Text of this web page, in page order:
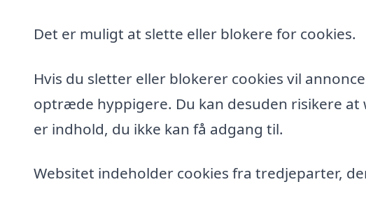
Det er muligt at slette eller blokere for cookies.
Hvis du sletter eller blokerer cookies vil
optræde hyppigere. Du kan desuden risikere
er indhold, du ikke kan få adgang til.
Websitet indeholder cookies fra tredjeparter,